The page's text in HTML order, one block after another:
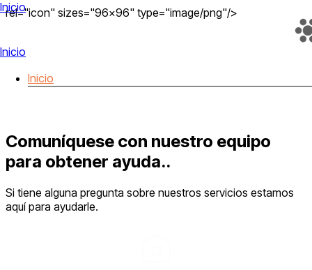
rel="icon" sizes="96x96" type="image/png"/>
Inicio
Inicio
Inicio
Comuníquese con nuestro equipo
para obtener ayuda..
Si tiene alguna pregunta sobre nuestros servicios estamos
aquí para ayudarle.